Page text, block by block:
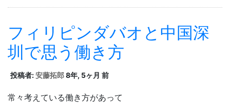
フィリピンダバオと中国深
圳で思う働き方
投稿者:安藤拓郎8年, 5ヶ月 前
常々考えている働き方があって